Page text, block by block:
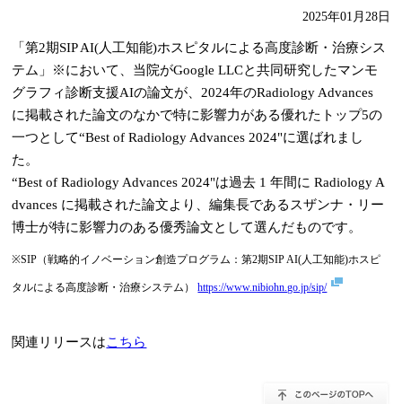
2025年01月28日
「第2期SIP AI(人工知能)ホスピタルによる高度診断・治療シス
テム」 ※において、当院がGoogle LLCと共同研究したマンモ
グラフィ診断支援AIの論文が、2024年のRadiology Advances
に掲載された論文のなかで特に影響力がある優れたトップ5の
一つとして“Best of Radiology Advances 2024"に選ばれまし
た。
“Best of Radiology Advances 2024"は過去 1 年間に Radiology A
dvances に掲載された論文より、編集長であるスザンナ・リー
博士が特に影響力のある優秀論文として選んだものです。
※SIP（戦略的イノベーション創造プログラム：第2期SIP AI(人工知能)ホスピ
タルによる高度診断・治療システム）https://www.nibiohn.go.jp/sip/
関連リリースはこちら